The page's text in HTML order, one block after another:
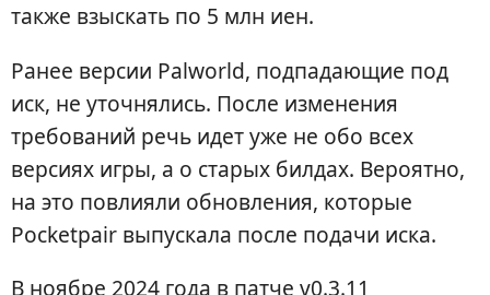
также взыскать по 5 млн иен.
Ранее версии Palworld, подпадающие под
иск, не уточнялись. После изменения
требований речь идет уже не обо всех
версиях игры, а о старых билдах. Вероятно,
на это повлияли обновления, которые
Pocketpair выпускала после подачи иска.
В ноябре 2024 года в патче v0.3.11